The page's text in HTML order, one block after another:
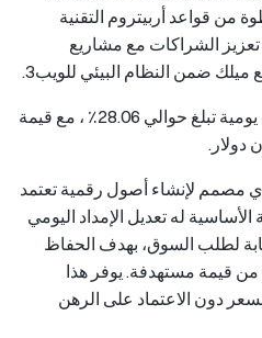
من قواعد أربيتروم التقنية
تعزيز الشراكات مع مشاريع
ميلك ضمن النظام البيئي للويب3.
- مكاسب يومية تبلغ حوالي 28.06٪ ، مع قيمة
مصمم لإنشاء أصول رقمية تعتمد
له تعديل الإمداد اليومي
لطلب السوق، بهدف الحفاظ
قيمة مستهدفة. يوفر هذا
دون الاعتماد على الرهن